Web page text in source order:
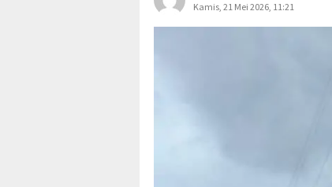
Kamis, 21 Mei 2026, 11:21